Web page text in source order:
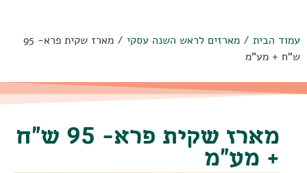
עמוד הבית / מארזים לראש השנה עסקי
/ מארז שקית פרא- 95
ש"ח + מע"מ
מארז שקית פרא- 95 ש"ח
+ מע"מ